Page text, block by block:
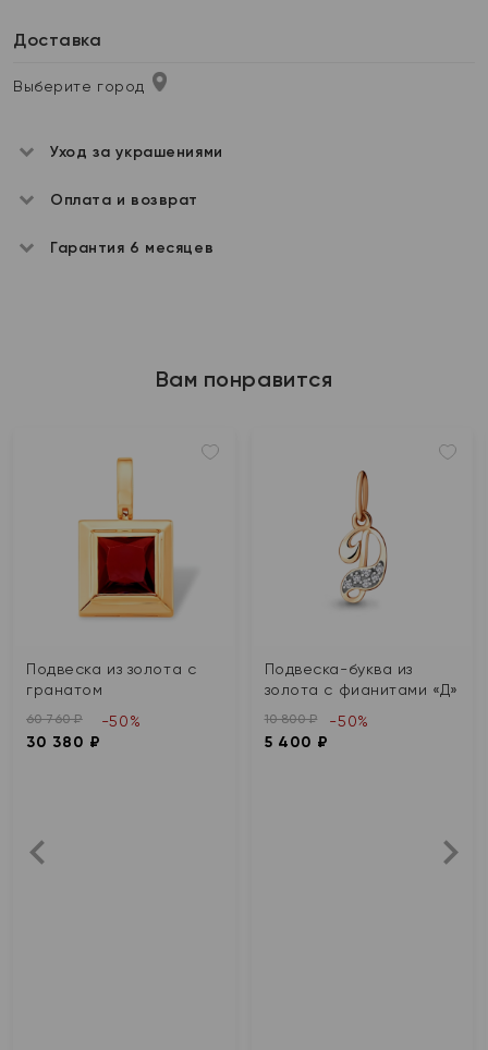
Доставка
Выберите город
Уход за украшениями
Оплата и возврат
Гарантия 6 месяцев
Вам понравится
Подвеска из золота с
гранатом
60 760 ₽
30 380 ₽
-50%
Подвеска-буква из
золота с фианитами «Д»
10 800 ₽
5 400 ₽
-50%